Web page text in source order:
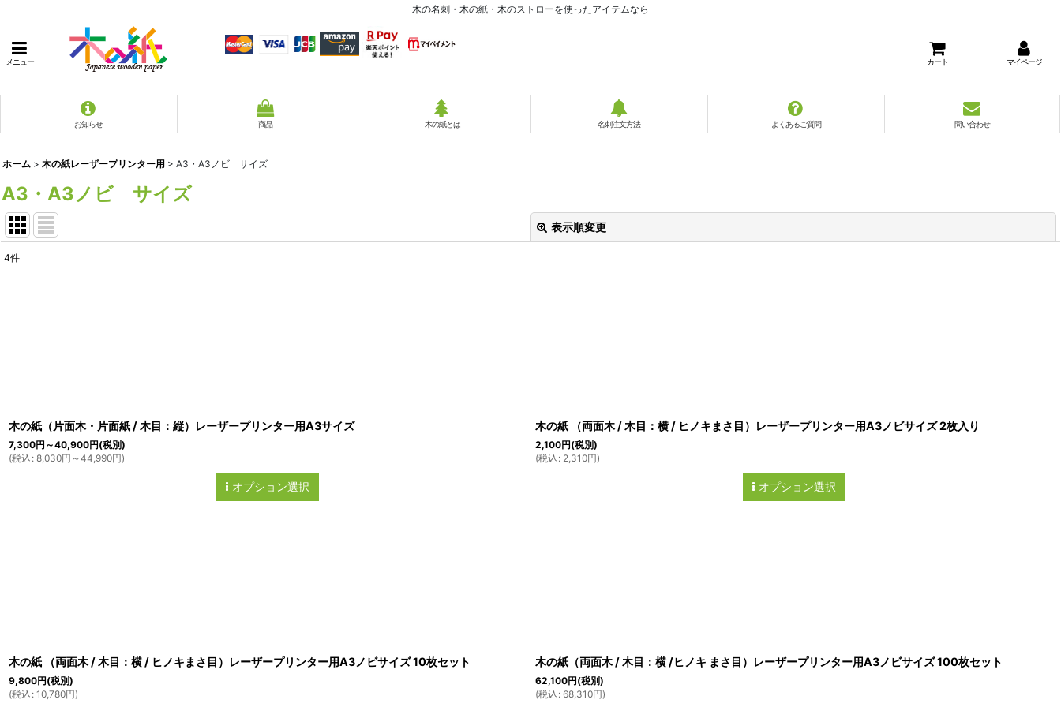
木の名刺・木の紙・木のストローを使ったアイテムなら
メニュー カート マイページ
お知らせ 商品 木の紙とは 名刺注文方法 よくあるご質問 問い合わせ
ホーム > 木の紙レーザープリンター用 > A3・A3ノビ サイズ
A3・A3ノビ サイズ
表示順変更
4件
木の紙（片面木・片面紙 / 木目：縦）レーザープリンター用A3サイズ
7,300円 ～40,900円(税別)
(税込 : 8,030円 ～44,990円)
オプション選択
木の紙 （両面木 / 木目：横 / ヒノキまさ目）レーザープリンター用A3ノビサイズ 2枚入り
2,100円(税別)
(税込 : 2,310円)
オプション選択
木の紙 （両面木 / 木目：横 / ヒノキまさ目）レーザープリンター用A3ノビサイズ 10枚セット
9,800円(税別)
(税込 : 10,780円)
木の紙（両面木 / 木目：横 /ヒノキ まさ目）レーザープリンター用A3ノビサイズ 100枚セット
62,100円(税別)
(税込 : 68,310円)